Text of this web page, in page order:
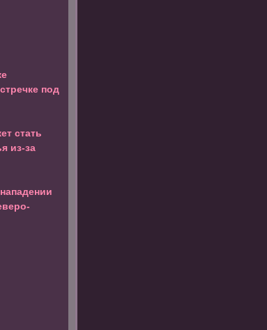
под
стать
из-за